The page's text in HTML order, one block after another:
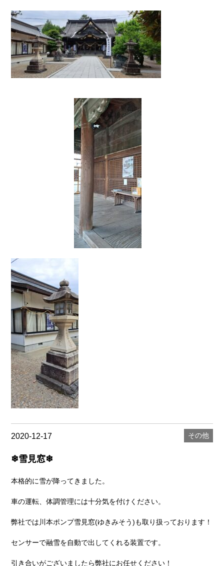
2020-12-17 その他
❄雪見窓❄
本格的に雪が降ってきました。
車の運転、体調管理には十分気を付けください。
弊社では川本ポンプ雪見窓(ゆきみそう)も取り扱っております！
センサーで融雪を自動で出してくれる装置です。
引き合いがございましたら弊社にお任せください！